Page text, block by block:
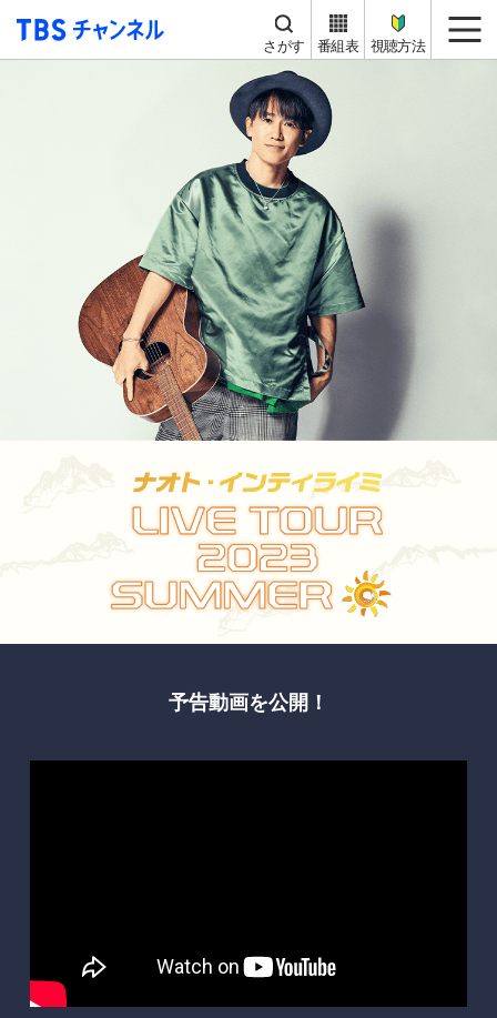
TBS チャンネル
さがす 番組表 視聴方法
予告動画を公開！